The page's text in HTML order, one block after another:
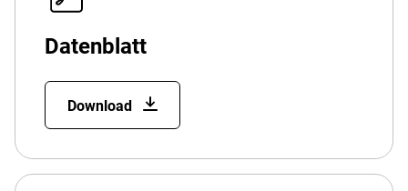
Datenblatt
Download